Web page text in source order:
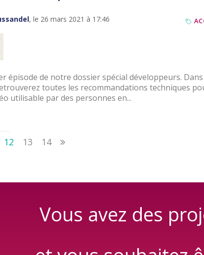
, le 26 mars 2021 à 17:46
épisode de notre dossier spécial développeurs.
toutes les recommandations techniques
utilisable par des personnes en...
12 13 14
Vous avez des